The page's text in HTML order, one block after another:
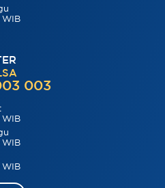
WIB
003
WIB
WIB
WIB